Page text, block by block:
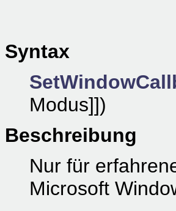
Syntax
Modus]])
Beschreibung
Nur für
Microsoft